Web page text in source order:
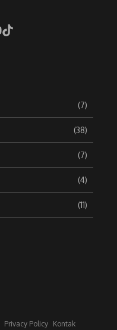
(7)
(38)
(7)
(4)
(11)
Privacy Policy Kontak